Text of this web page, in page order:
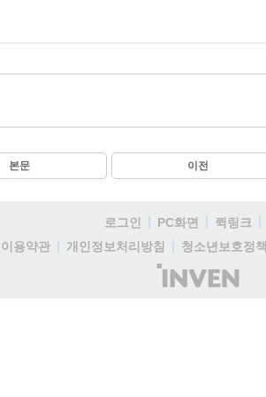
본문 이전
로그인 PC화면 퀵링크
이용약관
개인정보처리방침 청소년보호정책
(주)
인